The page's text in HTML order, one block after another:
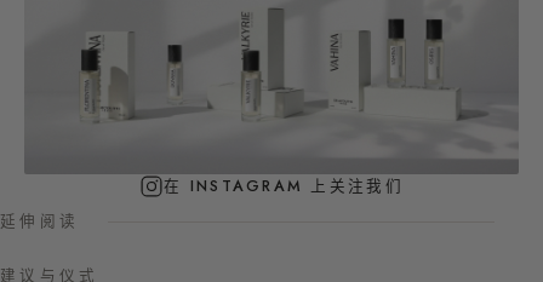
在 INSTAGRAM 上关注我们
延伸阅读
建议与仪式